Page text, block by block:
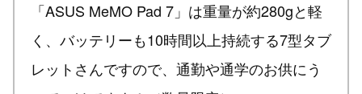
「ASUS MeMO Pad 7」は重量が約280gと軽
く、バッテリーも10時間以上持続する7型タブ
レットさんですので、通勤や通学のお供にう